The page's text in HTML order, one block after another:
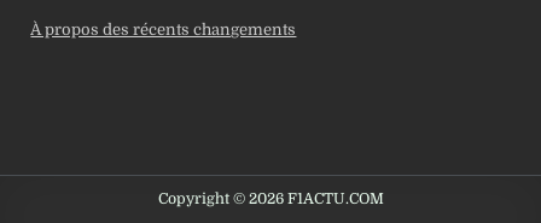
À propos des récents changements
Copyright © 2026 F1ACTU.COM